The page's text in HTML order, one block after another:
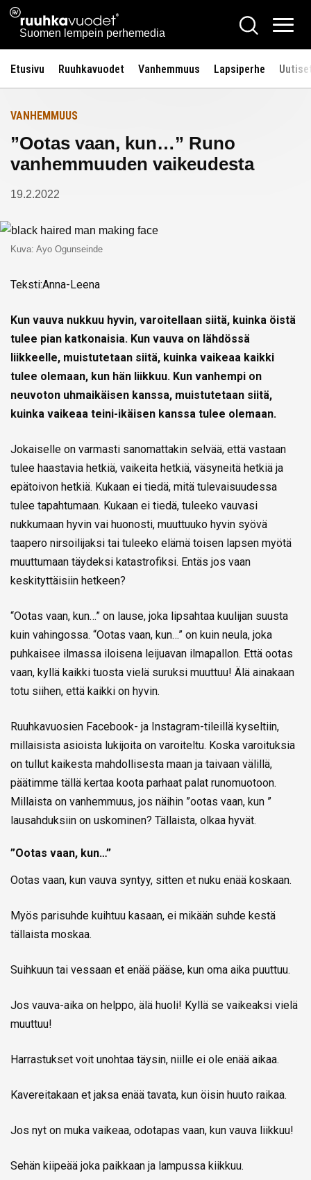
Siirry
sisältöön
Ruuhkavuodet.fi
Suomen lempein perhemedia
Hae
Etusivu Ruuhkavuodet Vanhemmuus Lapsiperhe
Etusivulle
VANHEMMUUS
”Ootas vaan, kun…” Runo
vanhemmuuden vaikeudesta
19.2.2022
Kuva: Ayo Ogunseinde
Teksti:Anna-Leena
Kun vauva nukkuu hyvin, varoitellaan siitä, kuinka öistä
tulee pian katkonaisia. Kun vauva on lähdössä
liikkeelle, muistutetaan siitä, kuinka vaikeaa kaikki
tulee olemaan, kun hän liikkuu. Kun vanhempi on
neuvoton uhmaikäisen kanssa, muistutetaan siitä,
kuinka vaikeaa teini-ikäisen kanssa tulee olemaan.
Jokaiselle on varmasti sanomattakin selvää, että vastaan
tulee haastavia hetkiä, vaikeita hetkiä, väsyneitä hetkiä ja
epätoivon hetkiä. Kukaan ei tiedä, mitä tulevaisuudessa
tulee tapahtumaan. Kukaan ei tiedä, tuleeko vauvasi
nukkumaan hyvin vai huonosti, muuttuuko hyvin syövä
taapero nirsoilijaksi tai tuleeko elämä toisen lapsen myötä
muuttumaan täydeksi katastrofiksi. Entäs jos vaan
keskityttäisiin hetkeen?
“Ootas vaan, kun…” on lause, joka lipsahtaa kuulijan suusta
kuin vahingossa. “Ootas vaan, kun…” on kuin neula, joka
puhkaisee ilmassa iloisena leijuavan ilmapallon. Että ootas
vaan, kyllä kaikki tuosta vielä suruksi muuttuu! Älä ainakaan
totu siihen, että kaikki on hyvin.
Ruuhkavuosien Facebook- ja Instagram-tileillä kyseltiin,
millaisista asioista lukijoita on varoiteltu. Koska varoituksia
on tullut kaikesta mahdollisesta maan ja taivaan välillä,
päätimme tällä kertaa koota parhaat palat runomuotoon.
Millaista on vanhemmuus, jos näihin ”ootas vaan, kun ”
lausahduksiin on uskominen? Tällaista, olkaa hyvät.
”Ootas vaan, kun…”
Ootas vaan, kun vauva syntyy, sitten et nuku enää koskaan.
Myös parisuhde kuihtuu kasaan, ei mikään suhde kestä
tällaista moskaa.
Suihkuun tai vessaan et enää pääse, kun oma aika puuttuu.
Jos vauva-aika on helppo, älä huoli! Kyllä se vaikeaksi vielä
muuttuu!
Harrastukset voit unohtaa täysin, niille ei ole enää aikaa.
Kavereitakaan et jaksa enää tavata, kun öisin huuto raikaa.
Jos nyt on muka vaikeaa, odotapas vaan, kun vauva liikkuu!
Sehän kiipeää joka paikkaan ja lampussa kiikkuu.